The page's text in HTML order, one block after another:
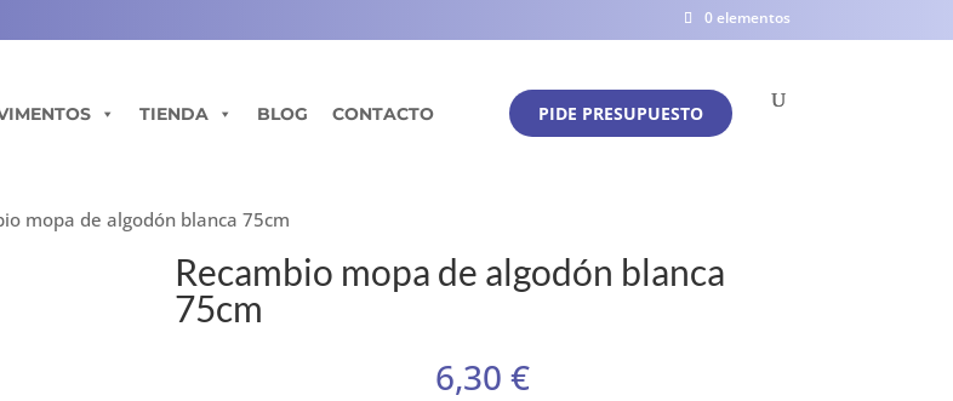
0 elementos
TIENDA BLOG CONTACTO PIDE PRESUPUESTO
mopa de algodón blanca 75cm
Recambio mopa de algodón blanca
75cm
6,30 €